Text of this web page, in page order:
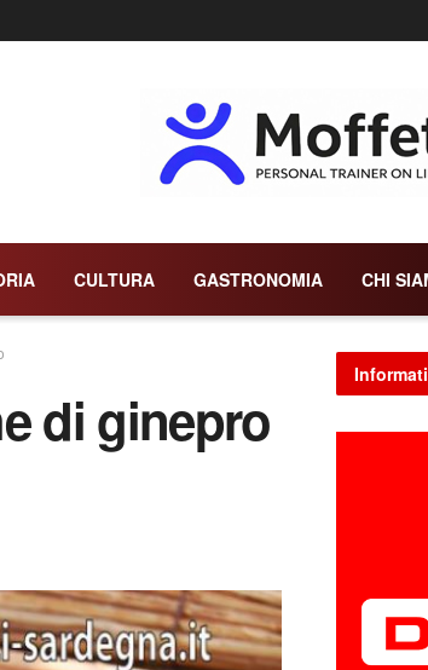
CULTURA GASTRONOMIA CHI
di ginepro